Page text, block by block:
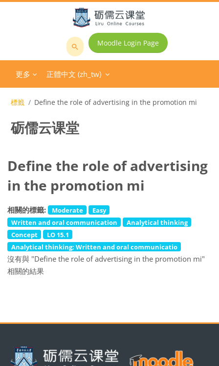
搜
課
程
Moodle Login Page
更多 正體中文 ‎(zh_tw)‎
標籤 Define the role of advertising in the promotion mi
砺儒云课堂
Define the role of advertising
in the promotion mi
相關的標籤: Moderate
Easy
Written and oral communication
Analytical thinking
Concept
LO 15.1
Analytical thinking; Written and oral communicatio
沒有與 "Define the role of advertising in the promotion mi"
相關的結果
區塊